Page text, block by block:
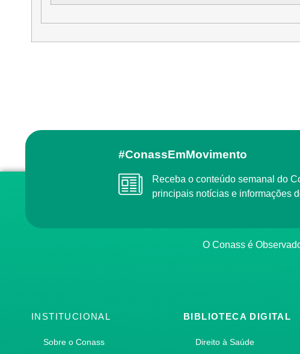
#ConassEmMovimento
Receba o conteúdo semanal do Conass com as
principais notícias e informações
O Conass é
INSTITUCIONAL
Sobre o Conass
BIBLIOTECA DIGITAL
Direito à Saúde